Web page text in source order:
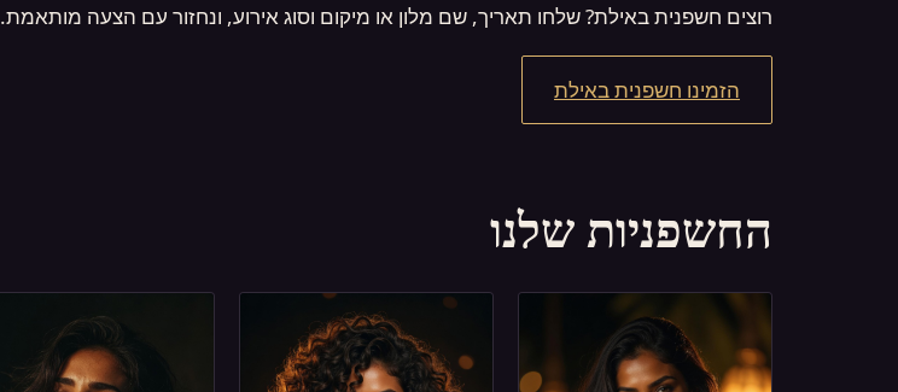
רוצים חשפנית באילת? שלחו תאריך, שם מלון או מיקום וסוג אירוע, ונחזור עם הצעה מותאמת.
הזמינו חשפנית באילת
החשפניות שלנו